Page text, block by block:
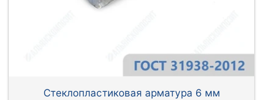
Стеклопластиковая арматура 6 мм